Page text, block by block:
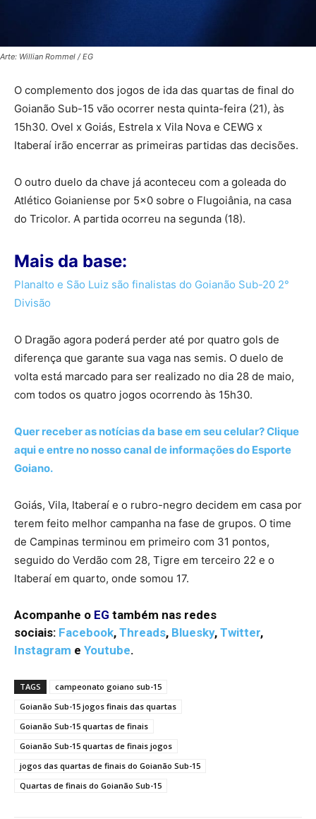
Arte: Willian Rommel / EG
O complemento dos jogos de ida das quartas de final do
Goianão Sub-15 vão ocorrer nesta quinta-feira (21), às
15h30. Ovel x Goiás, Estrela x Vila Nova e CEWG x
Itaberaí irão encerrar as primeiras partidas das decisões.
O outro duelo da chave já aconteceu com a goleada do
Atlético Goianiense por 5×0 sobre o Flugoiânia, na casa
do Tricolor. A partida ocorreu na segunda (18).
Mais da base:
Planalto e São Luiz são finalistas do Goianão Sub-20 2°
Divisão
O Dragão agora poderá perder até por quatro gols de
diferença que garante sua vaga nas semis. O duelo de
volta está marcado para ser realizado no dia 28 de maio,
com todos os quatro jogos ocorrendo às 15h30.
Quer receber as notícias da base em seu celular? Clique
aqui e entre no nosso canal de informações do Esporte
Goiano.
Goiás, Vila, Itaberaí e o rubro-negro decidem em casa por
terem feito melhor campanha na fase de grupos. O time
de Campinas terminou em primeiro com 31 pontos,
seguido do Verdão com 28, Tigre em terceiro 22 e o
Itaberaí em quarto, onde somou 17.
Acompanhe o EG também nas redes
sociais: Facebook, Threads, Bluesky, Twitter,
Instagram e Youtube.
TAGS
campeonato goiano sub-15
Goianão Sub-15 jogos finais das quartas
Goianão Sub-15 quartas de finais
Goianão Sub-15 quartas de finais jogos
jogos das quartas de finais do Goianão Sub-15
Quartas de finais do Goianão Sub-15